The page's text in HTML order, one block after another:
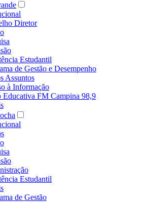
Diretor
Estudantil
de Gestão e Desempenho
Assuntos
à Informação
Educativa FM Campina 98,9
Estudantil
de Gestão